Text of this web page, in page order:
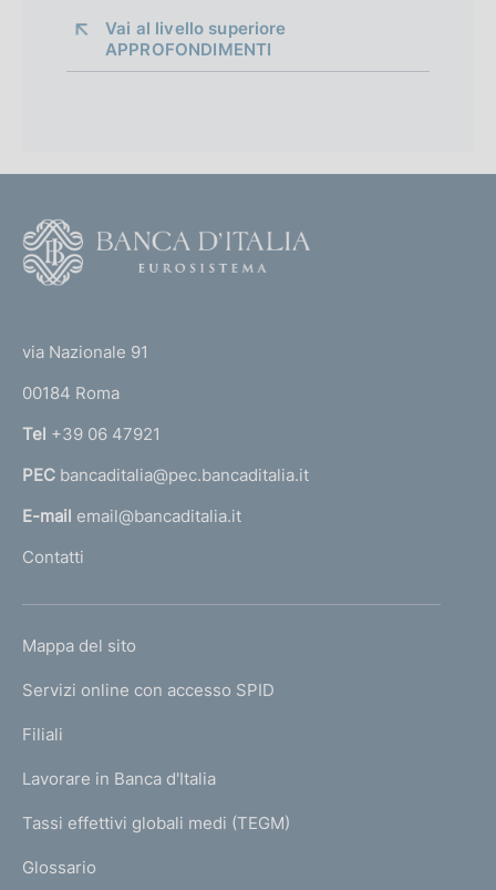
Vai al livello superiore
APPROFONDIMENTI
r
n
a
l
m
e
a
g
via Nazionale 91
00184 Roma
Tel +39 06 47921
PEC bancaditalia@pec.bancaditalia.it
E-mail email@bancaditalia.it
Contatti
L
N
K
T
I
I
Mappa del sito
Servizi online con accesso SPID
Filiali
Lavorare in Banca d'Italia
Tassi effettivi globali medi (TEGM)
Glossario